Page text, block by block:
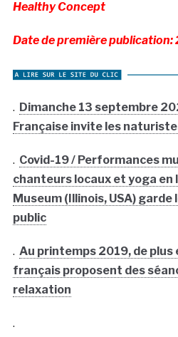
Healthy Concept
Date de première
. Dimanche 13 septembre
Française invite les
. Covid-19 / Performances
chanteurs locaux et yoga en
Museum (Illinois, USA)
public
. Au printemps 2019, de plus
français proposent des
relaxation
.